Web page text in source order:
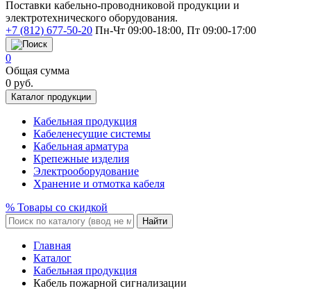
Поставки кабельно-проводниковой продукции и
электротехнического оборудования.
+7 (812) 677-50-20 Пн-Чт 09:00-18:00, Пт 09:00-17:00
0
Общая сумма
0 руб.
Каталог продукции
Кабельная продукция
Кабеленесущие системы
Кабельная арматура
Крепежные изделия
Электрооборудование
Хранение и отмотка кабеля
% Товары со скидкой
Найти
Главная
Каталог
Кабельная продукция
Кабель пожарной сигнализации